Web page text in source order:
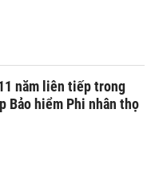
năm liên tiếp trong
Bảo hiểm Phi nhân thọ